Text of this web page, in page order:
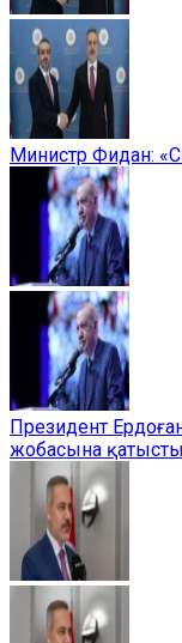
Министр Фидан:
Президент
жобасына